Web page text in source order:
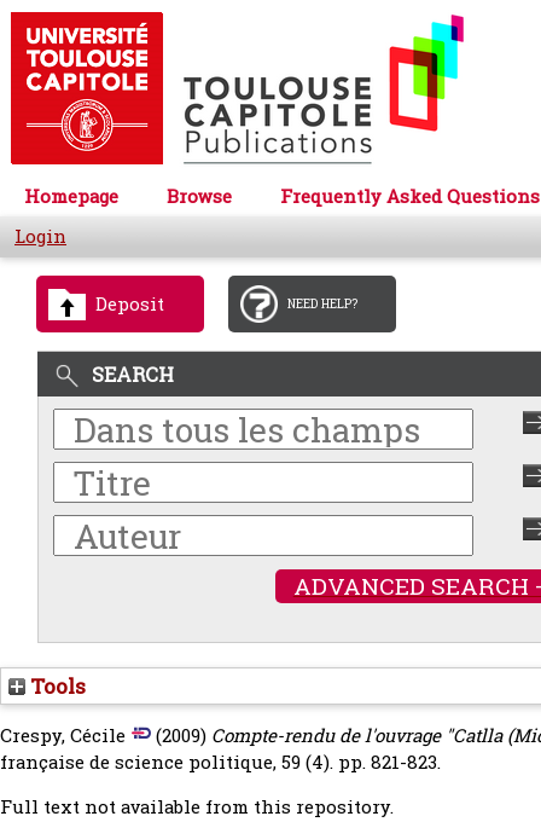
Homepage Browse
Frequently Asked Questions
Login
Deposit NEED HELP?
SEARCH
ADVANCED SEARCH
Tools
Crespy, Cécile (2009) Compte-rendu de l'ouvrage "Catlla
française de science politique, 59 (4). pp. 821-823.
Full text not available from this repository.